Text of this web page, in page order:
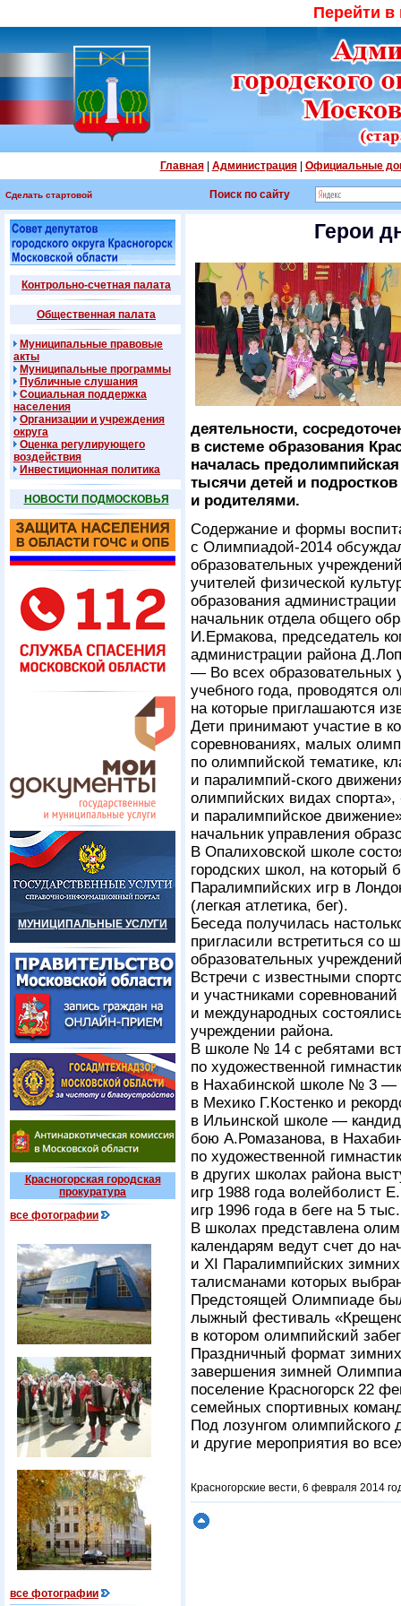
Перейти
Главная| Администрация| Официальные
Сделать стартовой Поиск по сайту
Контрольно-счетная палата
Общественная палата
Муниципальные правовые
акты
Муниципальные программы
Публичные слушания
Социальная поддержка
населения
Организации и учреждения
округа
Оценка регулирующего
воздействия
Инвестиционная политика
НОВОСТИ ПОДМОСКОВЬЯ
МУНИЦИПАЛЬНЫЕ УСЛУГИ
Красногорская городская
прокуратура
все фотографии
все фотографии
Герои
деятельности,
в системе образования
началась
тысячи детей и
и родителями.
Содержание и формы
с Олимпиадой-2014
образовательных
учителей физической
образования
начальник отдела общего
И.Ермакова, председатель
администрации района
— Во всех образовательных
учебного года, проводятся
на которые приглашаются
Дети принимают участие в
соревнованиях, малых
по олимпийской тематике,
и паралимпий-ского
олимпийских видах
и паралимпийское
начальник управления
В Опалиховской школе
городских школ, на который
Паралимпийских игр в
(легкая атлетика, бег).
Беседа получилась
пригласили встретиться со
образовательных
Встречи с известными
и участниками соревнований
и международных
учреждении района.
В школе № 14 с ребятами
по художественной
в Нахабинской школе № 3 —
в Мехико Г.Костенко и
в Ильинской школе —
бою А.Ромазанова, в
по художественной
в других школах района
игр 1988 года волейболист
игр 1996 года в беге на 5
В школах представлена
календарям ведут счет до
и XI Паралимпийских
талисманами которых
Предстоящей Олимпиаде
лыжный фестиваль
в котором олимпийский
Праздничный формат
завершения зимней
поселение Красногорск 22
семейных спортивных
Под лозунгом олимпийского
и другие мероприятия во
Красногорские вести, 6 февраля 2014